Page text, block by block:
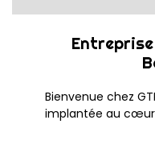
Bienvenue chez
implantée au cœur